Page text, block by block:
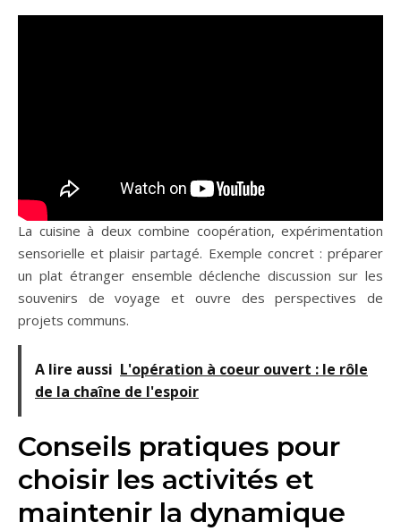
La cuisine à deux combine coopération, expérimentation
sensorielle et plaisir partagé. Exemple concret : préparer
un plat étranger ensemble déclenche discussion sur les
souvenirs de voyage et ouvre des perspectives de
projets communs.
A lire aussi L'opération à coeur ouvert : le rôle
de la chaîne de l'espoir
Conseils pratiques pour
choisir les activités et
maintenir la dynamique